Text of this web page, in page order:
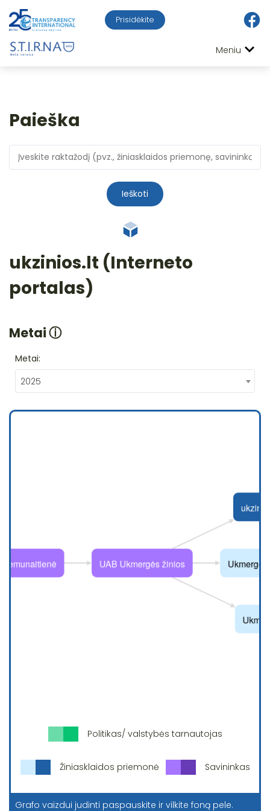
Prisidėkite
Meniu
Paieška
Ieškoti
ukzinios.lt (Interneto
portalas)
Metaiⓘ
Metai:
2025
Politikas/ valstybės tarnautojas
Žiniasklaidos priemonė Savininkas
Grafo vaizdui judinti paspauskite ir vilkite foną pele.